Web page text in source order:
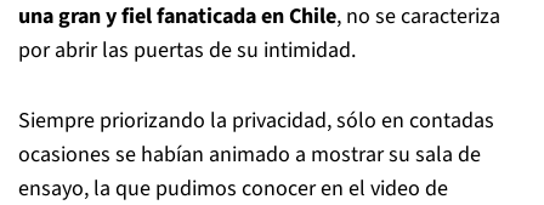
una gran y fiel fanaticada en Chile, no se caracteriza
por abrir las puertas de su intimidad.
Siempre priorizando la privacidad, sólo en contadas
ocasiones se habían animado a mostrar su sala de
ensayo, la que pudimos conocer en el video de